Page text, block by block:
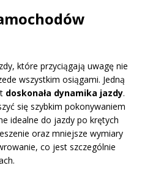
które przyciągają uwagę nie
wszystkim osiągami. Jedną
doskonała dynamika jazdy.
się szybkim pokonywaniem
idealne do jazdy po krętych
oraz mniejsze wymiary
co jest szczególnie